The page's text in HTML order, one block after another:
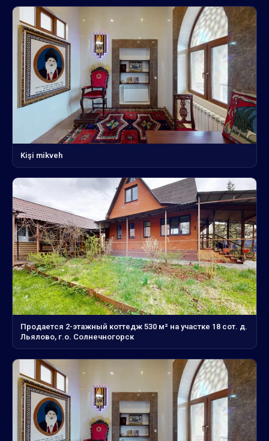
Kişi mikveh
Продается 2-этажный коттедж 530 м² на участке 18 сот. д.
Льялово, г.о. Солнечногорск